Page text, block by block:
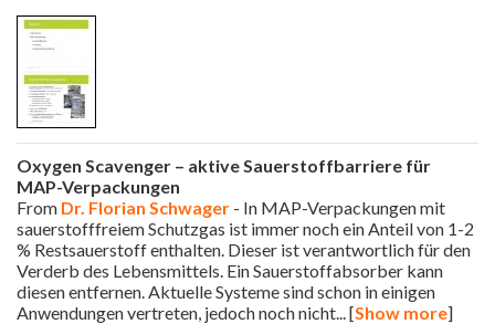
Oxygen Scavenger – aktive Sauerstoffbarriere für
MAP-Verpackungen
From Dr. Florian Schwager - In MAP-Verpackungen mit
sauerstofffreiem Schutzgas ist immer noch ein Anteil von 1-2
% Restsauerstoff enthalten. Dieser ist verantwortlich für den
Verderb des Lebensmittels. Ein Sauerstoffabsorber kann
diesen entfernen. Aktuelle Systeme sind schon in einigen
Anwendungen vertreten, jedoch noch nicht... [Show more]